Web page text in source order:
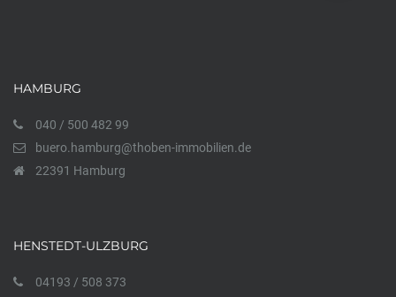
HAMBURG
040 / 500 482 99
buero.hamburg@thoben-immobilien.de
22391 Hamburg
HENSTEDT-ULZBURG
04193 / 508 373